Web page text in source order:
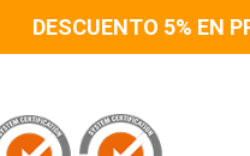
DESCUENTO 5% EN